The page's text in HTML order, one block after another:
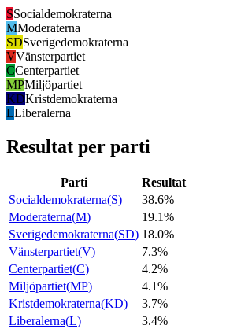
SSocialdemokraterna
MModeraterna
SDSverigedemokraterna
VVänsterpartiet
CCenterpartiet
MPMiljöpartiet
KDKristdemokraterna
LLiberalerna
Resultat per parti
Parti
Resultat
Socialdemokraterna(S)
38.6%
Moderaterna(M)
19.1%
Sverigedemokraterna(SD) 18.0%
Vänsterpartiet(V)
7.3%
Centerpartiet(C)
4.2%
Miljöpartiet(MP)
4.1%
Kristdemokraterna(KD)
3.7%
Liberalerna(L) 3.4%